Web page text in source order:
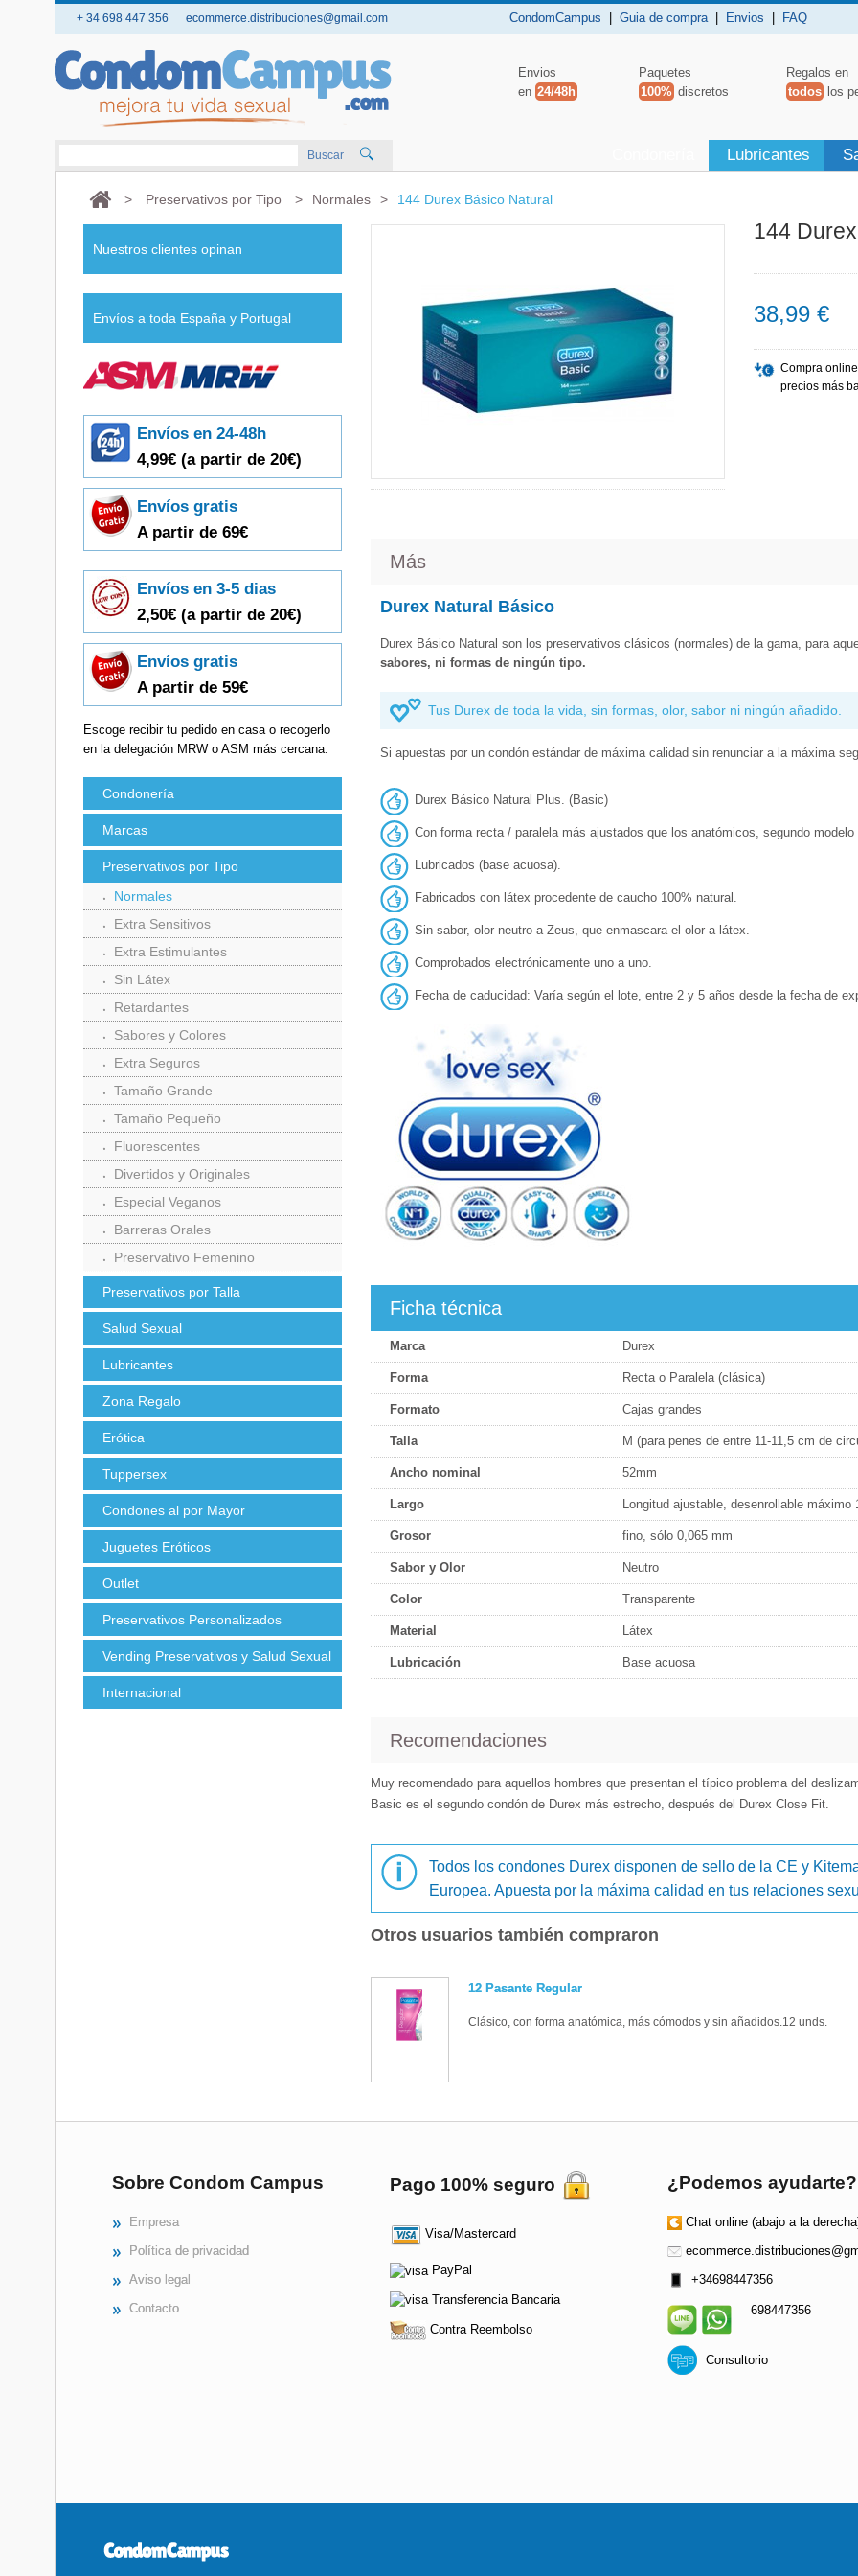
CondomCampus Guia de compra Envios FAQ
Buscar Lubricantes
Envios
en 24/48h
Paquetes
100% discretos
Regalos en
todos los
+ 34 698 447 356 ecommerce.distribuciones@gmail.com
Nuestros clientes opinan
Envíos a toda España y Portugal
Envíos en 24-48h
4,99€ (a partir de 20€)
Envíos gratis
A partir de 69€
Envíos en 3-5 dias
2,50€ (a partir de 20€)
Envíos gratis
A partir de 59€
Escoge recibir tu pedido en casa o recogerlo
en la delegación MRW o ASM más cercana.
Condonería
Marcas
Preservativos por Tipo
Normales
Extra Sensitivos
Extra Estimulantes
Sin Látex
Retardantes
Sabores y Colores
Extra Seguros
Tamaño Grande
Tamaño Pequeño
Fluorescentes
Divertidos y Originales
Especial Veganos
Barreras Orales
Preservativo Femenino
Preservativos por Talla
Salud Sexual
Lubricantes
Zona Regalo
Erótica
Tuppersex
Condones al por Mayor
Juguetes Eróticos
Outlet
Preservativos Personalizados
Vending Preservativos y Salud Sexual
Internacional
> Preservativos por Tipo > Normales > 144 Durex Básico Natural
144
38,99 €
Compra
precios más
Más
Durex Natural Básico
Durex Básico Natural son los preservativos clásicos (normales) de la gama, para
sabores, ni formas de ningún tipo.
Tus Durex de toda la vida, sin formas, olor, sabor ni ningún añadido.
Si apuestas por un condón estándar de máxima calidad sin renunciar a la máxima
Durex Básico Natural Plus. (Basic)
Con forma recta / paralela más ajustados que los anatómicos, segundo
Lubricados (base acuosa).
Fabricados con látex procedente de caucho 100% natural.
Sin sabor, olor neutro a Zeus, que enmascara el olor a látex.
Comprobados electrónicamente uno a uno.
Fecha de caducidad: Varía según el lote, entre 2 y 5 años desde la fecha de
Ficha técnica
Marca Durex
Forma Recta o Paralela (clásica)
Formato Cajas grandes
Talla M (para penes de entre 11-11,5 cm de
Ancho nominal 52mm
Largo Longitud ajustable, desenrollable máximo
Grosor fino, sólo 0,065 mm
Sabor y Olor Neutro
Color Transparente
Material Látex
Lubricación Base acuosa
Recomendaciones
Muy recomendado para aquellos hombres que presentan el típico problema del
Basic es el segundo condón de Durex más estrecho, después del Durex Close Fit.
Todos los condones Durex disponen de sello de la CE y
Europea. Apuesta por la máxima calidad en tus relaciones
Otros usuarios también compraron
12 Pasante Regular
Clásico, con forma anatómica, más cómodos y sin añadidos.12 unds.
Sobre Condom Campus
Empresa
Política de privacidad
Aviso legal
Contacto
Pago 100% seguro
Visa/Mastercard
PayPal
Transferencia Bancaria
Contra Reembolso
¿Podemos ayudarte?
Chat online (abajo a la
+34698447356
698447356
Consultorio